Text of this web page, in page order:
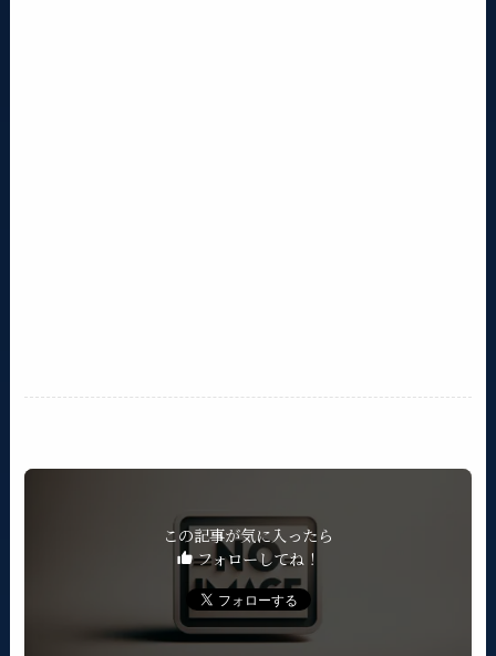
この記事が気に入ったら
フォローしてね！